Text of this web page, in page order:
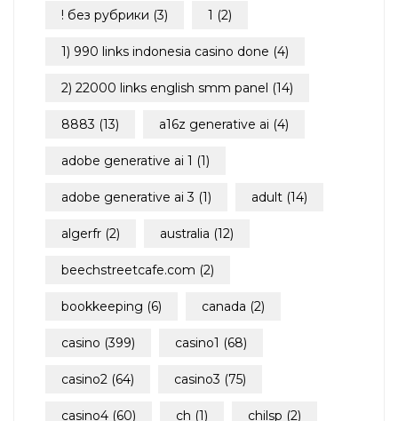
! без рубрики (3) 1 (2)
1) 990 links indonesia casino done (4)
2) 22000 links english smm panel (14)
8883 (13) a16z generative ai (4)
adobe generative ai 1 (1)
adobe generative ai 3 (1) adult (14)
algerfr (2) australia (12)
beechstreetcafe.com (2)
bookkeeping (6) canada (2)
casino (399) casino1 (68)
casino2 (64) casino3 (75)
casino4 (60) ch (1) chilsp (2)